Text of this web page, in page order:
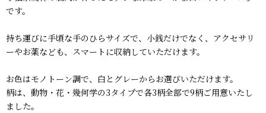
です。
持ち運びに手頃な手のひらサイズで、小銭だけでなく、アクセサリ
ーやお薬なども、スマートに収納していただけます。
お色はモノトーン調で、白とグレーからお選びいただけます。
柄は、動物・花・幾何学の3タイプで各3柄全部で9柄ご用意いたし
ました。